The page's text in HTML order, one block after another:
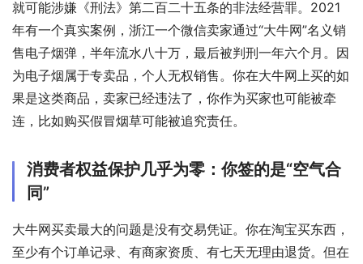
就可能涉嫌《刑法》第二百二十五条的非法经营罪。2021
年有一个真实案例，浙江一个微信卖家通过“大牛网”名义销
售电子烟弹，半年流水八十万，最后被判刑一年六个月。因
为电子烟属于专卖品，个人无权销售。你在大牛网上买的如
果是这类商品，卖家已经违法了，你作为买家也可能被牵
连，比如购买假冒烟草可能被追究责任。
消费者权益保护几乎为零：你签的是“空气合
同”
大牛网买卖最大的问题是没有交易凭证。你在淘宝买东西，
至少有个订单记录、有商家资质、有七天无理由退货。但在